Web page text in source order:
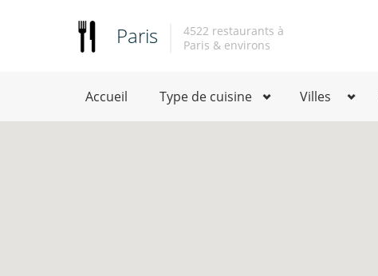
Paris
4522 restaurants à
Paris & environs
Accueil Type de cuisine Villes